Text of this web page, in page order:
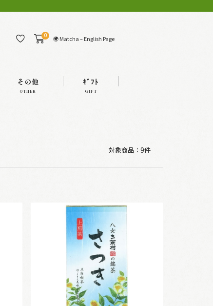
0 🌍 Matcha – English Page
その他
OTHER
ｷﾞﾌﾄ
GIFT
対象商品：9件